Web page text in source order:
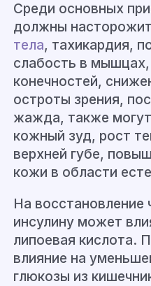
Среди основных
должны
тела, тахикардия,
слабость в
конечностей,
остроты зрения,
жажда, также
кожный зуд, рост
верхней губе,
кожи в области
На восстановление
инсулину может
липоевая кислота.
влияние на
глюкозы из